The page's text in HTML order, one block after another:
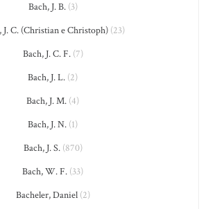
Bach, J. B.(3)
J. C. (Christian e Christoph) (23)
Bach, J. C. F.(7)
Bach, J. L. (2)
Bach, J. M. (4)
Bach, J. N. (1)
Bach, J. S.(870)
Bach, W. F. (33)
Bacheler, Daniel(2)